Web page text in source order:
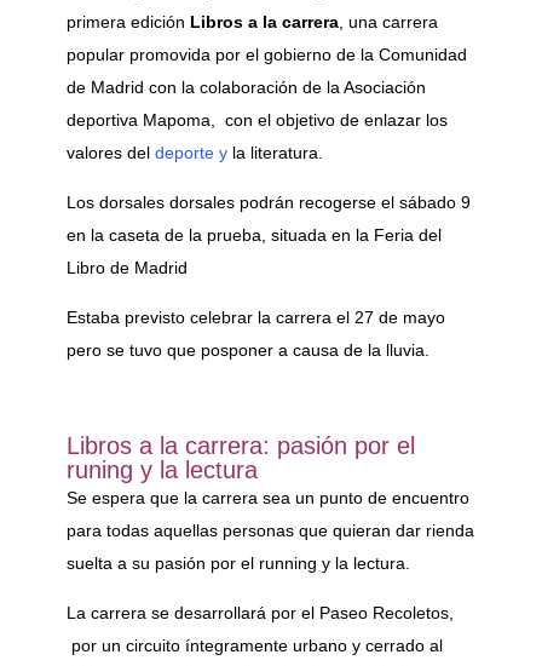
primera edición Libros a la carrera, una carrera
popular promovida por el gobierno de la Comunidad
de Madrid con la colaboración de la Asociación
deportiva Mapoma, con el objetivo de enlazar los
valores deldeporte yla literatura.
Los dorsales dorsales podrán recogerse el sábado 9
en la caseta de la prueba, situada en la Feria del
Libro de Madrid
Estaba previsto celebrar la carrera el 27 de mayo
pero se tuvo que posponer a causa de la lluvia.
Libros a la carrera: pasión por el
runing y la lectura
Se espera que la carrera sea un punto de encuentro
para todas aquellas personas que quieran dar rienda
suelta a su pasión por el running y la lectura.
La carrera se desarrollará por el Paseo Recoletos,
por un circuito íntegramente urbano y cerrado al